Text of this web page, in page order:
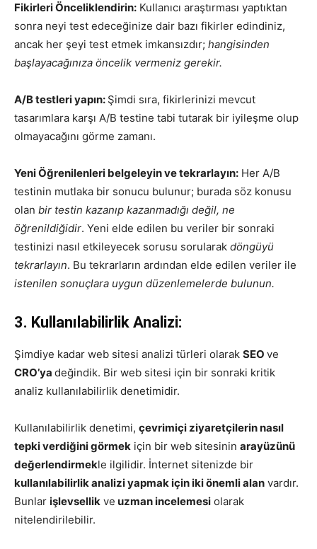
Fikirleri Önceliklendirin: Kullanıcı araştırması yaptıktan
sonra neyi test edeceğinize dair bazı fikirler edindiniz,
ancak her şeyi test etmek imkansızdır; hangisinden
başlayacağınıza öncelik vermeniz gerekir.
A/B testleri yapın: Şimdi sıra, fikirlerinizi mevcut
tasarımlara karşı A/B testine tabi tutarak bir iyileşme olup
olmayacağını görme zamanı.
Yeni Öğrenilenleri belgeleyin ve tekrarlayın: Her A/B
testinin mutlaka bir sonucu bulunur; burada söz konusu
olan bir testin kazanıp kazanmadığı değil, ne
öğrenildiğidir. Yeni elde edilen bu veriler bir sonraki
testinizi nasıl etkileyecek sorusu sorularak döngüyü
tekrarlayın. Bu tekrarların ardından elde edilen veriler ile
istenilen sonuçlara uygun düzenlemelerde bulunun.
3. Kullanılabilirlik Analizi:
Şimdiye kadar web sitesi analizi türleri olarak SEO ve
CRO’ya değindik. Bir web sitesi için bir sonraki kritik
analiz kullanılabilirlik denetimidir.
Kullanılabilirlik denetimi, çevrimiçi ziyaretçilerin nasıl
tepki verdiğini görmek için bir web sitesinin arayüzünü
değerlendirmekle ilgilidir. İnternet sitenizde bir
kullanılabilirlik analizi yapmak için iki önemli alan vardır.
Bunlar işlevsellik ve uzman incelemesi olarak
nitelendirilebilir.